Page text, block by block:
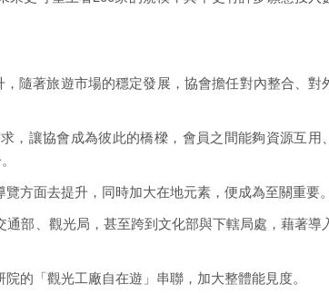
隨著旅遊市場的穩定發展，協會擔任對內整合、對
，讓協會成為彼此的橋樑，會員之間能夠資源互用
方面去提升，同時加大在地元素，便成為至關重要。
部、觀光局，甚至跨到文化部與下轄局處，藉著導
的「觀光工廠自在遊」串聯，加大整體能見度。